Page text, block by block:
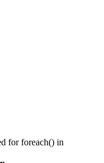
for foreach() in